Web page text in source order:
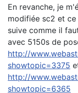
En revanche, je
modifiée sc2 et
suive comme il
avec 5150s de
http://
showtopic=3375
http://
showtopic=6365